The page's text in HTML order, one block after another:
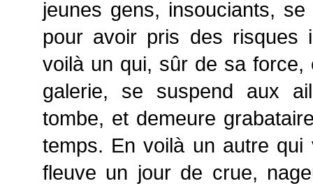
jeunes gens, insouciants,
pour avoir pris des risques
voilà un qui, sûr de sa force,
galerie, se suspend aux
tombe, et demeure
temps. En voilà un autre qui
fleuve un jour de crue,